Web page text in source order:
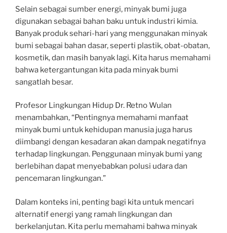
Selain sebagai sumber energi, minyak bumi juga
digunakan sebagai bahan baku untuk industri kimia.
Banyak produk sehari-hari yang menggunakan minyak
bumi sebagai bahan dasar, seperti plastik, obat-obatan,
kosmetik, dan masih banyak lagi. Kita harus memahami
bahwa ketergantungan kita pada minyak bumi
sangatlah besar.
Profesor Lingkungan Hidup Dr. Retno Wulan
menambahkan, “Pentingnya memahami manfaat
minyak bumi untuk kehidupan manusia juga harus
diimbangi dengan kesadaran akan dampak negatifnya
terhadap lingkungan. Penggunaan minyak bumi yang
berlebihan dapat menyebabkan polusi udara dan
pencemaran lingkungan.”
Dalam konteks ini, penting bagi kita untuk mencari
alternatif energi yang ramah lingkungan dan
berkelanjutan. Kita perlu memahami bahwa minyak